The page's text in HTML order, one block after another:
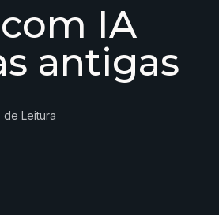
IA
antigas
de Leitura